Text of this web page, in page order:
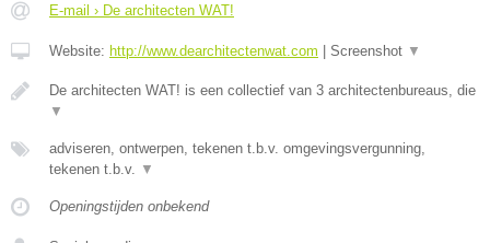
E-mail › De architecten WAT!
Website: http://www.dearchitectenwat.com Screenshot ▼
De architecten WAT! is een collectief van 3 architectenbureaus, die
▼
adviseren, ontwerpen, tekenen t.b.v. omgevingsvergunning,
tekenen t.b.v.
▼
Openingstijden onbekend